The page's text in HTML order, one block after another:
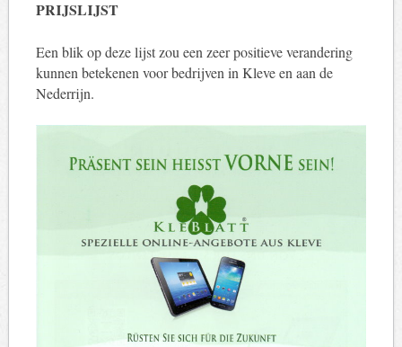
PRIJSLIJST
Een blik op deze lijst zou een zeer positieve verandering
kunnen betekenen voor bedrijven in Kleve en aan de
Nederrijn.